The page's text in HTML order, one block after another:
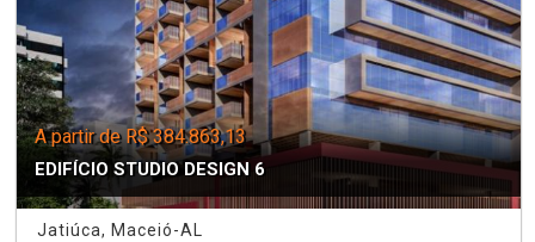
A partir de R$ 384.863,13
EDIFÍCIO STUDIO DESIGN 6
Jatiúca, Maceió-AL